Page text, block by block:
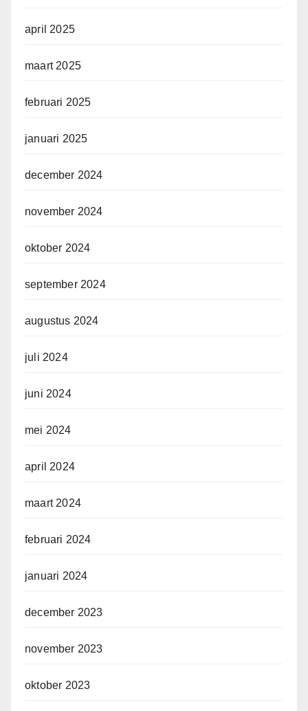
april 2025
maart 2025
februari 2025
januari 2025
december 2024
november 2024
oktober 2024
september 2024
augustus 2024
juli 2024
juni 2024
mei 2024
april 2024
maart 2024
februari 2024
januari 2024
december 2023
november 2023
oktober 2023